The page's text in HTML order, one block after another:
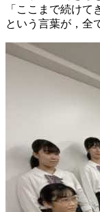
「ここまで続けて
という言葉が，全